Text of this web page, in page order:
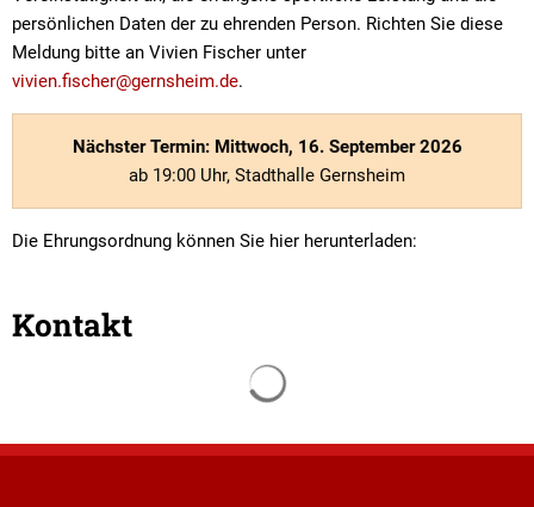
persönlichen Daten der zu ehrenden Person. Richten Sie diese
Meldung bitte an Vivien Fischer unter
vivien.fischer@gernsheim.de.
Nächster Termin: Mittwoch, 16. September 2026
ab 19:00 Uhr, Stadthalle Gernsheim
Die Ehrungsordnung können Sie hier herunterladen:
Kontakt